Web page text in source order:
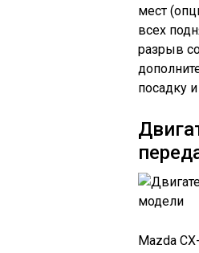
мест
всех
разрыв
посадку
Mazda